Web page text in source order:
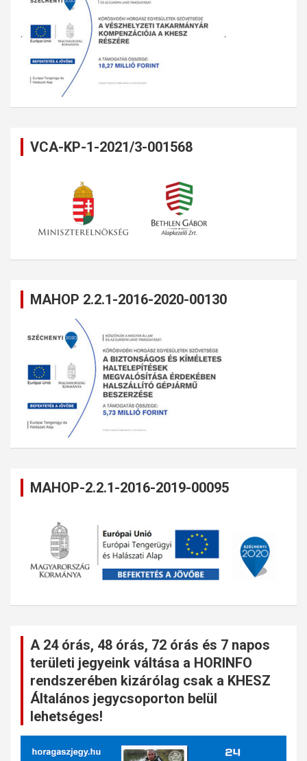
VCA-KP-1-2021/3-001568
MAHOP 2.2.1-2016-2020-00130
MAHOP-2.2.1-2016-2019-00095
A 24 órás, 48 órás, 72 órás és 7 napos
területi jegyeink váltása a HORINFO
rendszerében kizárólag csak a KHESZ
Általános jegycsoporton belül
lehetséges!